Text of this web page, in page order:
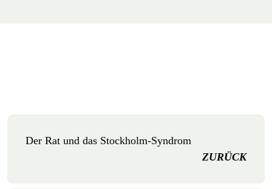
Der Rat und das Stockholm-Syndrom
ZURÜCK